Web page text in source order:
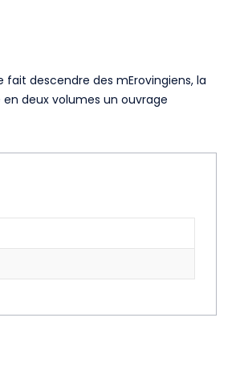
fait descendre des mErovingiens, la
en deux volumes un ouvrage